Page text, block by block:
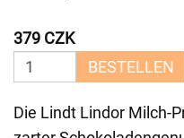
379 CZK
BESTELLEN
Die Lindt Lindor Milch-